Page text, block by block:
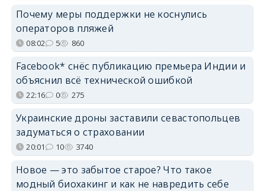
Почему меры поддержки не коснулись
операторов пляжей
08:02 5 860
Facebook* снёс публикацию премьера Индии и
объяснил всё технической ошибкой
22:16 0 275
Украинские дроны заставили севастопольцев
задуматься о страховании
20:01 10 3740
Новое — это забытое старое? Что такое
модный биохакинг и как не навредить себе